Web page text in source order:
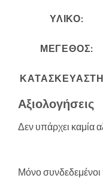
ΥΛΙΚΟ:
ΜΕΓΕΘΟΣ:
Αξιολογήσεις
Δεν υπάρχει καμία
Μόνο